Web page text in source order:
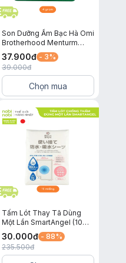
loại vải như:
bị co rút.
các loại vải tự nhiên.
màu hay hư hỏng.
dung dịch giặt cho mỗi lần sử
có thể được sử dụng đến 50
Son Dưỡng Ẩm Bạc Hà Omi
Brotherhood Menturm
Dành Cho Môi Khô Và Nứt
Nẻ
37.900đ - 3%
39.000đ
Chọn mua
Tấm Lót Thay Tã Dùng
Một Lần SmartAngel (10
miếng)
30.000đ - 88%
235.500đ